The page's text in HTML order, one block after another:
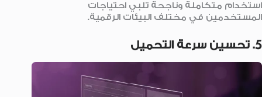
استخدام متكاملة وناجحة تلبي احتياجات
المستخدمين في مختلف البيئات الرقمية.
5. تحسين سرعة التحميل